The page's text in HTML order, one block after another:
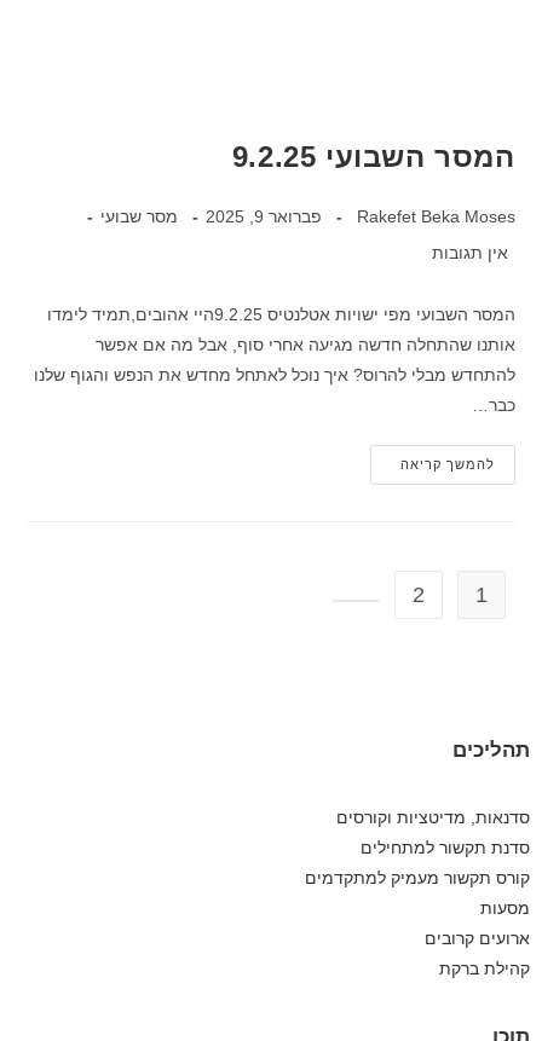
המסר השבועי 9.2.25
Rakefet Beka Moses פברואר 9, 2025
מסר שבועי
אין תגובות
המסר השבועי מפי ישויות אטלנטיס 9.2.25היי אהובים,תמיד לימדו
אותנו שהתחלה חדשה מגיעה אחרי סוף, אבל מה אם אפשר
להתחדש מבלי להרוס? איך נוכל לאתחל מחדש את הנפש והגוף שלנו
כבר…
להמשך קריאה
1
2
תהליכים
סדנאות, מדיטציות וקורסים
סדנת תקשור למתחילים
קורס תקשור מעמיק למתקדמים
מסעות
ארועים קרובים
קהילת ברקת